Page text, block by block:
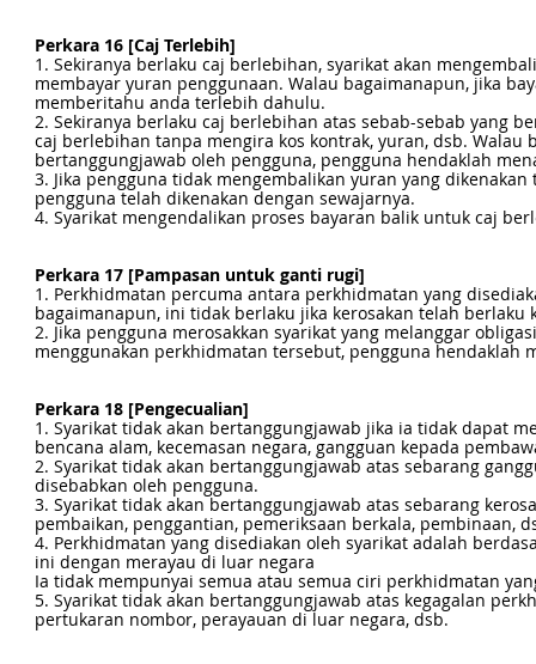
Perkara 16 [Caj Terlebih]
1. Sekiranya berlaku caj berlebihan, syarikat akan
membayar yuran penggunaan. Walau bagaimanapun, jika
memberitahu anda terlebih dahulu.
2. Sekiranya berlaku caj berlebihan atas sebab-sebab yang
caj berlebihan tanpa mengira kos kontrak, yuran, dsb.
bertanggungjawab oleh pengguna, pengguna hendaklah
3. Jika pengguna tidak mengembalikan yuran yang
pengguna telah dikenakan dengan sewajarnya.
4. Syarikat mengendalikan proses bayaran balik untuk caj
Perkara 17 [Pampasan untuk ganti rugi]
1. Perkhidmatan percuma antara perkhidmatan yang
bagaimanapun, ini tidak berlaku jika kerosakan telah
2. Jika pengguna merosakkan syarikat yang melanggar
menggunakan perkhidmatan tersebut, pengguna
Perkara 18 [Pengecualian]
1. Syarikat tidak akan bertanggungjawab jika ia tidak dapat
bencana alam, kecemasan negara, gangguan kepada
2. Syarikat tidak akan bertanggungjawab atas sebarang
disebabkan oleh pengguna.
3. Syarikat tidak akan bertanggungjawab atas sebarang
pembaikan, penggantian, pemeriksaan berkala,
4. Perkhidmatan yang disediakan oleh syarikat adalah
ini dengan merayau di luar negara
Ia tidak mempunyai semua atau semua ciri perkhidmatan
5. Syarikat tidak akan bertanggungjawab atas kegagalan
pertukaran nombor, perayauan di luar negara, dsb.